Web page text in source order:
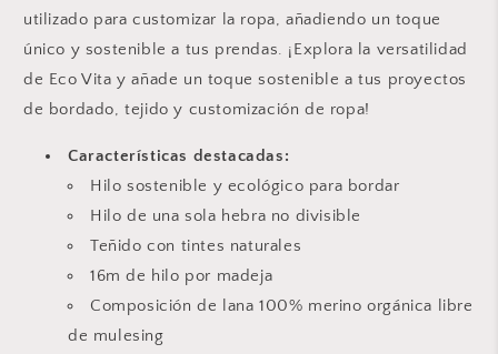
utilizado para customizar la ropa, añadiendo un toque
único y sostenible a tus prendas. ¡Explora la versatilidad
de Eco Vita y añade un toque sostenible a tus proyectos
de bordado, tejido y customización de ropa!
Características destacadas:
Hilo sostenible y ecológico para bordar
Hilo de una sola hebra no divisible
Teñido con tintes naturales
16m de hilo por madeja
Composición de lana 100% merino orgánica libre
de mulesing